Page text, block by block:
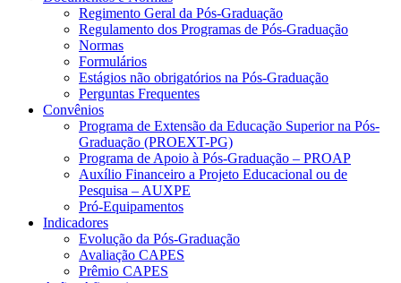
Regimento Geral da Pós-Graduação
Regulamento dos Programas de Pós-Graduação
Normas
Formulários
Estágios não obrigatórios na Pós-Graduação
Perguntas Frequentes
Convênios
Programa de Extensão da Educação Superior na Pós-
Graduação (PROEXT-PG)
Programa de Apoio à Pós-Graduação – PROAP
Auxílio Financeiro a Projeto Educacional ou de
Pesquisa – AUXPE
Pró-Equipamentos
Indicadores
Evolução da Pós-Graduação
Avaliação CAPES
Prêmio CAPES